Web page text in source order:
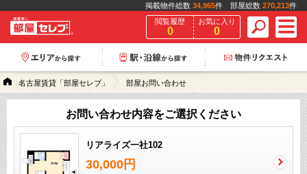
掲載物件総数 34,965件 部屋総数 270,213件
閲覧履歴
0
お気に入り
0
名古屋賃貸「部屋セレブ」 部屋お問い合わせ
お問い合わせ内容をご選択ください
リアライズ一社102
30,000円